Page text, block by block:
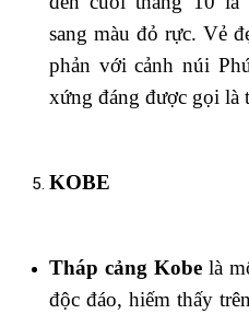
sang màu đỏ rực. Vẻ
phản với cảnh núi
xứng đáng được gọi là
KOBE
Tháp cảng Kobe là
độc đáo, hiếm thấy